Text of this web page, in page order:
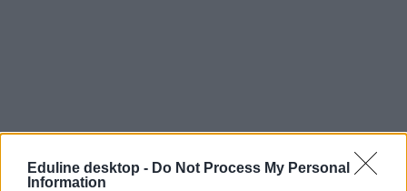
Eduline desktop - Do Not Process My Personal
Information